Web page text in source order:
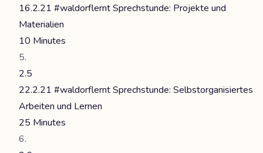
16.2.21 #waldorflernt Sprechstunde: Projekte und
Materialien
10 Minutes
2.5
22.2.21 #waldorflernt Sprechstunde: Selbstorganisiertes
Arbeiten und Lernen
25 Minutes